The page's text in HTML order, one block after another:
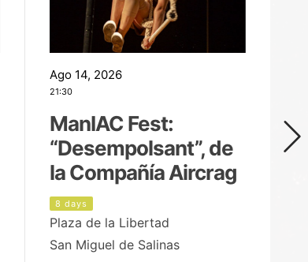
Ago 14, 2026
21:30
ManIAC Fest:
“Desempolsant”, de
la Compañía Aircrag
8 days
Plaza de la Libertad
San Miguel de Salinas